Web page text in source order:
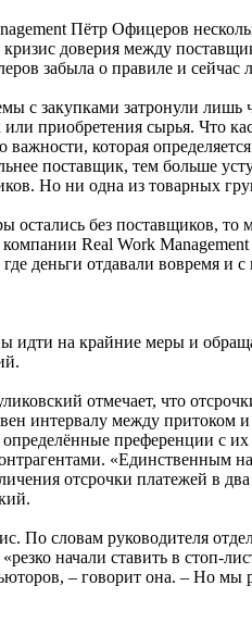
Пётр Офицеров
доверия между
забыла о правиле и
с закупками затронули
приобретения сырья. Что
которая
поставщик, тем больше
Но ни одна из товарных
без поставщиков,
Real Work
деньги отдавали вовремя
идти на крайние меры и
отмечает, что
интервалу между притоком
преференции
отсрочки платежей в
По словам руководителя
начали ставить в стоп-
– говорит она. – Но